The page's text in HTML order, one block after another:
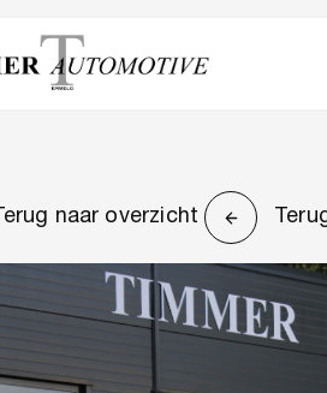
Terug naar overzicht